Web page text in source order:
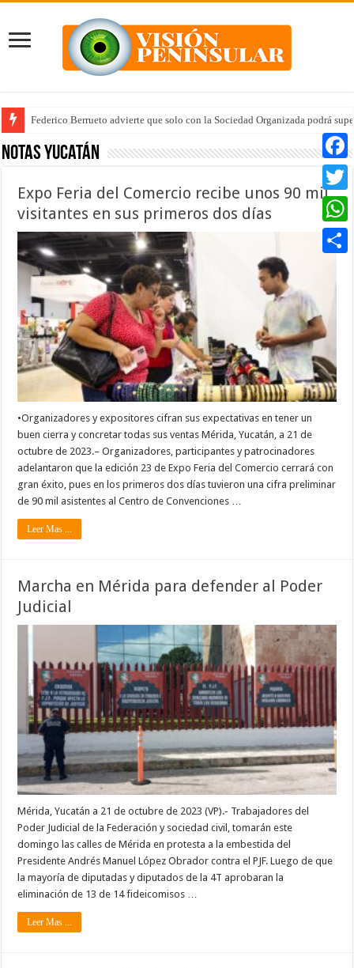
Federico Berrueto advierte que solo con la Sociedad Organizada podrá
Notas Yucatán
Expo Feria del Comercio recibe unos 90 mil
visitantes en sus primeros dos días
•Organizadores y expositores cifran sus expectativas en tener un
buen cierra y concretar todas sus ventas Mérida, Yucatán, a 21 de
octubre de 2023.– Organizadores, participantes y patrocinadores
adelantaron que la edición 23 de Expo Feria del Comercio cerrará con
gran éxito, pues en los primeros dos días tuvieron una cifra preliminar
de 90 mil asistentes al Centro de Convenciones …
Leer Mas ...
Marcha en Mérida para defender al Poder
Judicial
Mérida, Yucatán a 21 de octubre de 2023 (VP).- Trabajadores del
Poder Judicial de la Federación y sociedad civil, tomarán este
domingo las calles de Mérida en protesta a la embestida del
Presidente Andrés Manuel López Obrador contra el PJF. Luego de que
la mayoría de diputadas y diputados de la 4T aprobaran la
eliminación de 13 de 14 fideicomisos …
Leer Mas ...
Twitter